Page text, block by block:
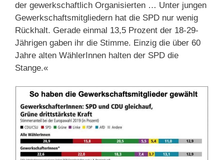
der gewerkschaftlich Organisierten … Unter jungen
Gewerkschaftsmitgliedern hat die SPD nur wenig
Rückhalt. Gerade einmal 13,5 Prozent der 18-29-
Jährigen gaben ihr die Stimme. Einzig die über 60
Jahre alten WählerInnen halten der SPD die
Stange.«